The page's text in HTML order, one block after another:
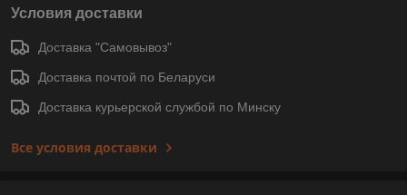
Условия доставки
Доставка "Самовывоз"
Доставка почтой по Беларуси
Доставка курьерской службой по Минску
Все условия доставки